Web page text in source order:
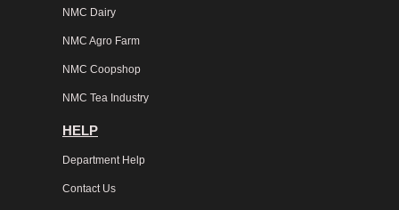
NMC Dairy
NMC Agro Farm
NMC Coopshop
NMC Tea Industry
HELP
Department Help
Contact Us